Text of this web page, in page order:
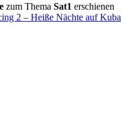
zum Thema Sat1 erschienen
2 – Heiße Nächte auf Kuba